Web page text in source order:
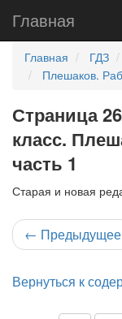
Главная
Главная ГДЗ
Плешаков.
Страница
класс.
часть 1
Старая и новая
← Предыдущее
Вернуться к